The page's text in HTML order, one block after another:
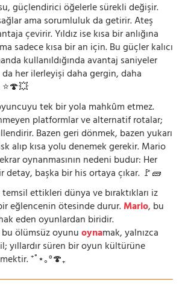
güçlendirici öğelerle sürekli değişir.
ama sorumluluk da getirir. Ateş
çevirir. Yıldız ise kısa bir anlığına
sadece kısa bir an için. Bu güçler kalıcı
kullanıldığında avantaj saniyeler
her ilerleyişi daha gergin, daha
tek bir yola mahkûm etmez.
platformlar ve alternatif rotalar;
Bazen geri dönmek, bazen yukarı
alıp kısa yolu denemek gerekir. Mario
oynanmasının nedeni budur: Her
detay, başka bir his ortaya çıkar. 🚩🧱
temsil ettikleri dünya ve bıraktıkları iz
eğlencenin ötesinde durur.Mario, bu
eden oyunlardan biridir.
ölümsüz oyunuoynamak, yalnızca
yıllardır süren bir oyun kültürüne
⁺˚⋆｡°🍄₊